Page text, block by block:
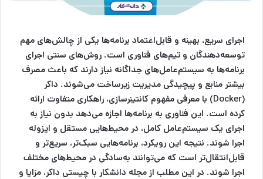
اجرای سریع، بهینه و قابل‌اعتماد برنامه‌ها یکی از چالش‌های مهم
توسعه‌دهندگان و تیم‌های فناوری است. روش‌های سنتی اجرای
برنامه‌ها به سیستم‌عامل‌های جداگانه نیاز دارند که باعث مصرف
بیشتر منابع و پیچیدگی مدیریت زیرساخت می‌شوند. داکر
(Docker) با معرفی مفهوم کانتینرسازی، راهکاری متفاوت ارائه
کرده است. این فناوری به برنامه‌ها اجازه می‌دهد بدون نیاز به
اجرای یک سیستم‌عامل کامل، در محیط‌هایی مستقل و ایزوله
اجرا شوند. نتیجه این رویکرد، برنامه‌هایی سبک‌تر، سریع‌تر و
قابل‌انتقال‌تر است که می‌توانند به‌سادگی در محیط‌های مختلف
اجرا شوند. در این مطلب از مجله دانشکار با چیستی داکر، مزایا و